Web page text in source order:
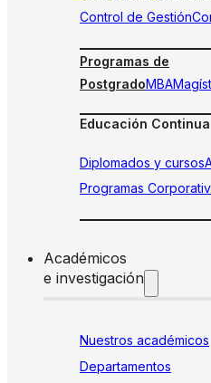
Control de Gestión
Programas de
PostgradoMBA
Educación Continua
Diplomados y cursos
Programas
Académicos
e investigación
Nuestros académicos
Departamentos